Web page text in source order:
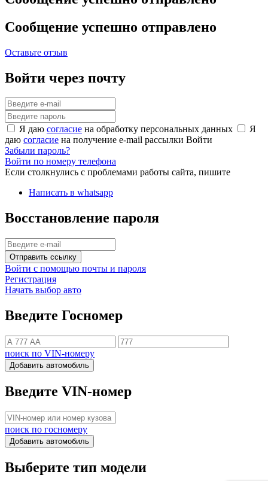
Сообщение успешно отправлено
Оставьте отзыв
Войти через почту
Я даю согласие на обработку персональных данных
Я
даю согласие на получение e-mail рассылки Войти
Забыли пароль?
Войти по номеру телефона
Если столкнулись с проблемами работы сайта, пишите
Написать в whatsapp
Восстановление пароля
Отправить ссылку
Войти с помощью почты и пароля
Регистрация
Начать выбор авто
Введите Госномер
поиск по VIN-номеру
Добавить автомобиль
Введите VIN-номер
поиск по госномеру
Добавить автомобиль
Выберите тип модели